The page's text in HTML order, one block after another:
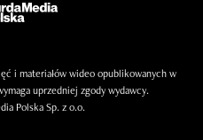
i materiałów wideo opublikowanych w
uprzedniej zgody wydawcy.
Polska Sp. z o.o.